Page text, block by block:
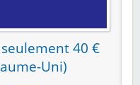
40 €
Uni)